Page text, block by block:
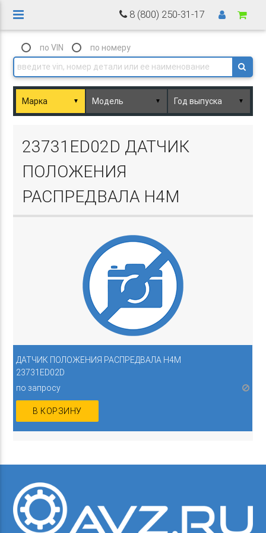
8 (800) 250-31-17
по VIN по номеру
▼ ▼ ▼
23731ED02D ДАТЧИК
ПОЛОЖЕНИЯ
РАСПРЕДВАЛА H4M
ДАТЧИК ПОЛОЖЕНИЯ РАСПРЕДВАЛА H4M
23731ED02D
по запросу
В КОРЗИНУ